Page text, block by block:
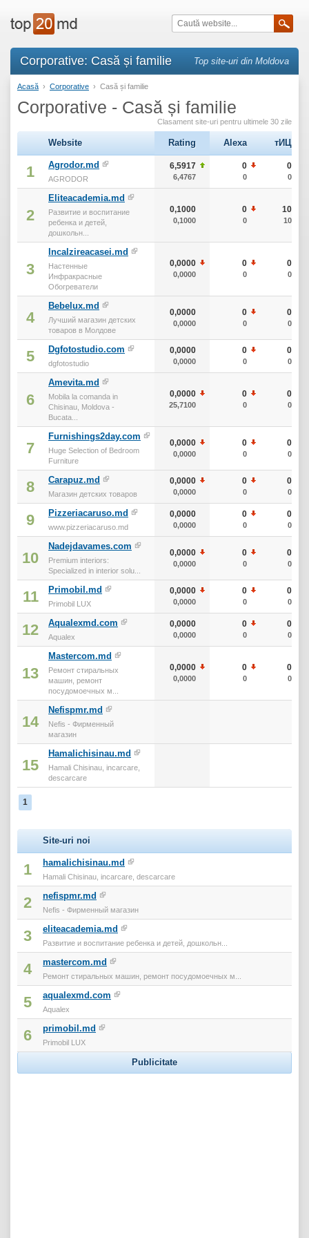
Corporative: Casă și familie Top site-uri din Moldova
Acasă › Corporative › Casă și familie
Corporative - Casă și familie
Clasament site-uri pentru ultimele 30 zile
Website Rating Alexa тИЦ
1 Agrodor.md
AGRODOR
6,5917
6,4767
0
0
0
0
2
Eliteacademia.md
Развитие и воспитание
ребенка и детей,
дошкольн...
0,1000
0,1000
0
0
10
10
3
Incalzireacasei.md
Настенные
Инфракрасные
Обогреватели
0,0000
0,0000
0
0
0
0
4
Bebelux.md
Лучший магазин детских
товаров в Молдове
0,0000
0,0000
0
0
0
0
5 Dgfotostudio.com
dgfotostudio
0,0000
0,0000
0
0
0
0
6
Amevita.md
Mobila la comanda in
Chisinau, Moldova -
Bucata...
0,0000
25,7100
0
0
0
0
7
Furnishings2day.com
Huge Selection of Bedroom
Furniture
0,0000
0,0000
0
0
0
0
8 Carapuz.md
Магазин детских товаров
0,0000
0,0000
0
0
0
0
9 Pizzeriacaruso.md
www.pizzeriacaruso.md
0,0000
0,0000
0
0
0
0
10
Nadejdavames.com
Premium interiors:
Specialized in interior solu...
0,0000
0,0000
0
0
0
0
11 Primobil.md
Primobil LUX
0,0000
0,0000
0
0
0
0
12 Aqualexmd.com
Aqualex
0,0000
0,0000
0
0
0
0
13
Mastercom.md
Ремонт стиральных
машин, ремонт
посудомоечных м...
0,0000
0,0000
0
0
0
0
14
Nefispmr.md
Nefis - Фирменный
магазин
15
Hamalichisinau.md
Hamali Chisinau, incarcare,
descarcare
1
Site-uri noi
1 hamalichisinau.md
Hamali Chisinau, incarcare, descarcare
2 nefispmr.md
Nefis - Фирменный магазин
3 eliteacademia.md
Развитие и воспитание ребенка и детей, дошкольн...
4 mastercom.md
Ремонт стиральных машин, ремонт посудомоечных м...
5 aqualexmd.com
Aqualex
6 primobil.md
Primobil LUX
Publicitate